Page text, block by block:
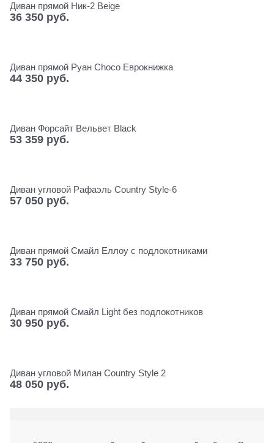
Диван прямой Ник-2 Beige
36 350 руб.
Диван прямой Руан Choco Еврокнижка
44 350 руб.
Диван Форсайт Вельвет Black
53 359 руб.
Диван угловой Рафаэль Сountry Style-6
57 050 руб.
Диван прямой Смайл Еллоу с подлокотниками
33 750 руб.
Диван прямой Смайл Light без подлокотников
30 950 руб.
Диван угловой Милан Сountry Style 2
48 050 руб.